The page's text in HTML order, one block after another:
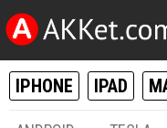
IPHONE IPAD